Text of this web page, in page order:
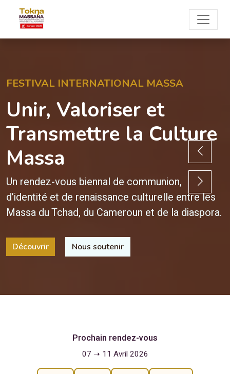
INTERNATIONAL MASSA
Valoriser et
la Culture
rendez-vous biennal de communion,
et de renaissance culturelle entre les
du Tchad, du Cameroun et de la diaspora.
Découvrir Nous soutenir
Prochain rendez-vous
07 ➝ 11 Avril 2026